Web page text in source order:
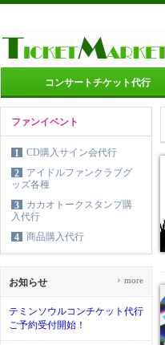
コンサートチケット代行
ファンイベント
1
CD購入サイン会代行
2
アイドルファンクラブグ
ッズ各種
3
カカオトークスタンプ購
入代行
4
商品購入代行
お知らせ
テミンソウルコンチケット代行
ご予約受付開始！
› more